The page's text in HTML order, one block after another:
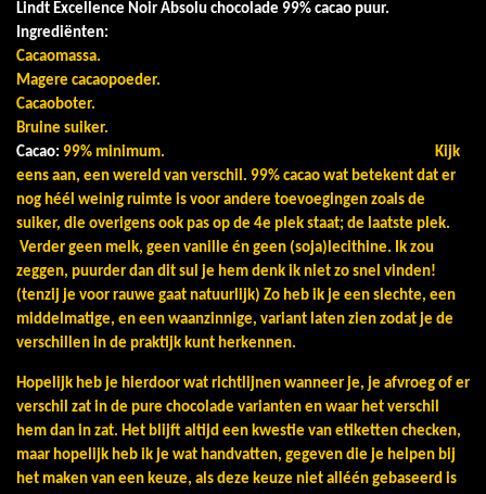
Lindt Excellence Noir Absolu chocolade 99% cacao puur.
Ingrediënten:
Cacaomassa.
Magere cacaopoeder.
Cacaoboter.
Bruine suiker.
Cacao: 99% minimum. Kijk
eens aan, een wereld van verschil. 99% cacao wat betekent dat er
nog héél weinig ruimte is voor andere toevoegingen zoals de
suiker, die overigens ook pas op de 4e plek staat; de laatste plek.
Verder geen melk, geen vanille én geen (soja)lecithine. Ik zou
zeggen, puurder dan dit sul je hem denk ik niet zo snel vinden!
(tenzij je voor rauwe gaat natuurlijk) Zo heb ik je een slechte, een
middelmatige, en een waanzinnige, variant laten zien zodat je de
verschillen in de praktijk kunt herkennen.
Hopelijk heb je hierdoor wat richtlijnen wanneer je, je afvroeg of er
verschil zat in de pure chocolade varianten en waar het verschil
hem dan in zat. Het blijft altijd een kwestie van etiketten checken,
maar hopelijk heb ik je wat handvatten, gegeven die je helpen bij
het maken van een keuze, als deze keuze niet alléén gebaseerd is